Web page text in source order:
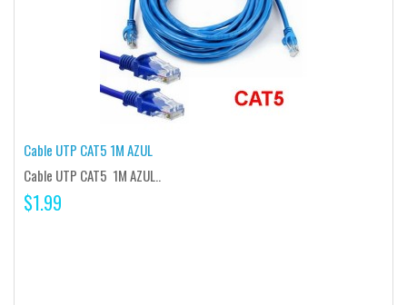
Cable UTP CAT5 1M AZUL
Cable UTP CAT5 1M AZUL..
$1.99